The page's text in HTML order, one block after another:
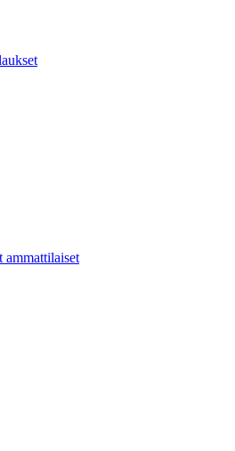
ammattilaiset